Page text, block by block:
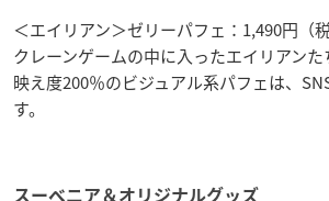
＜エイリアン＞ゼリーパフェ：1,490円（税
クレーンゲームの中に入ったエイリアン
映え度200％のビジュアル系パフェは、
す。
スーベニア＆オリジナルグッズ